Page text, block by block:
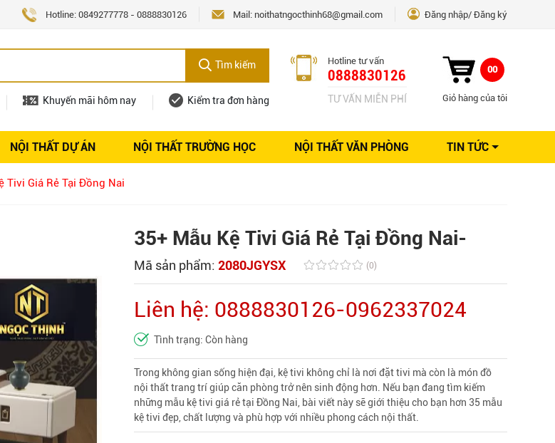
Hotline: 0849277778 - 0888830126 Mail: noithatngocthinh68@gmail.com Đăng nhập Đăng ký
Tìm kiếm
Khuyến mãi hôm nay Kiểm tra đơn hàng
Hotline tư vấn
0888830126
TƯ VẤN MIỄN PHÍ
00
Giỏ hàng của tôi
NỘI THẤT DỰ ÁN NỘI THẤT TRƯỜNG HỌC NỘI THẤT VĂN PHÒNG TIN TỨC
Tuyển dụng
Giải pháp thiết kế
Tivi Giá Rẻ Tại Đồng Nai
35+ Mẫu Kệ Tivi Giá Rẻ Tại Đồng Nai-
Mã sản phẩm:2080JGYSX (0)
Liên hệ: 0888830126-0962337024
Tình trạng: Còn hàng
Trong không gian sống hiện đại, kệ tivi không chỉ là nơi đặt tivi mà còn là món đồ
nội thất trang trí giúp căn phòng trở nên sinh động hơn. Nếu bạn đang tìm kiếm
những mẫu kệ tivi giá rẻ tại Đồng Nai, bài viết này sẽ giới thiệu cho bạn hơn 35 mẫu
kệ tivi đẹp, chất lượng và phù hợp với nhiều phong cách nội thất.